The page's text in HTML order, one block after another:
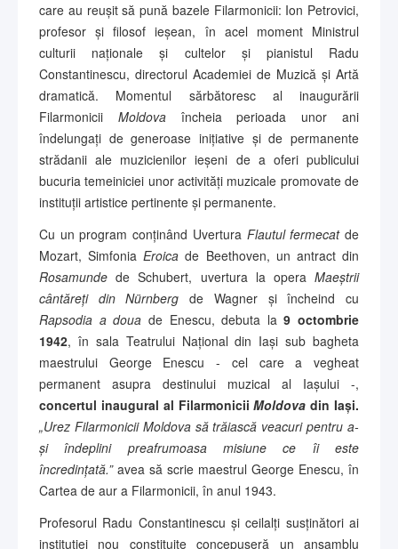
care au reușit să pună bazele Filarmonicii: Ion Petrovici,
profesor și filosof ieșean, în acel moment Ministrul
culturii naționale și cultelor și pianistul Radu
Constantinescu, directorul Academiei de Muzică și Artă
dramatică. Momentul sărbătoresc al inaugurării
Filarmonicii Moldovaîncheia perioada unor ani
îndelungați de generoase inițiative și de permanente
strădanii ale muzicienilor ieșeni de a oferi publicului
bucuria temeiniciei unor activități muzicale promovate de
instituții artistice pertinente și permanente.
Cu un program conținând Uvertura Flautul fermecatde
Mozart, SimfoniaEroica de Beethoven, un antract din
Rosamunde de Schubert, uvertura la opera Maeștrii
cântăreți din Nürnbergde Wagner și încheind cu
Rapsodia a doua de Enescu, debuta la9 octombrie
1942, în sala Teatrului Național din Iași sub bagheta
maestrului George Enescu - cel care a vegheat
permanent asupra destinului muzical al Iașului -,
concertul inaugural al FilarmoniciiMoldova din Iași.
„Urez Filarmonicii Moldova să trăiască veacuri pentru a-
și îndeplini preafrumoasa misiune ce îi este
încredințată.”avea să scrie maestrul George Enescu, în
Cartea de aur a Filarmonicii, în anul 1943.
Profesorul Radu Constantinescu și ceilalți susținători ai
instituției nou constituite concepuseră un ansamblu